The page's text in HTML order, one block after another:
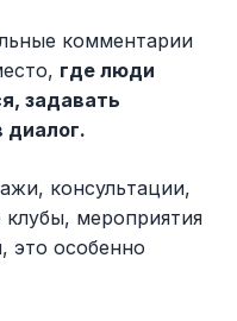
комментарии
где люди
задавать
диалог.
консультации,
клубы, мероприятия
это особенно